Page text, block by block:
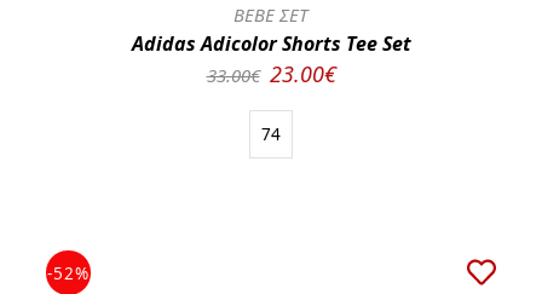
BEBE ΣΕΤ
Adidas Adicolor Shorts Tee Set
33.00€ 23.00€
74
-52%